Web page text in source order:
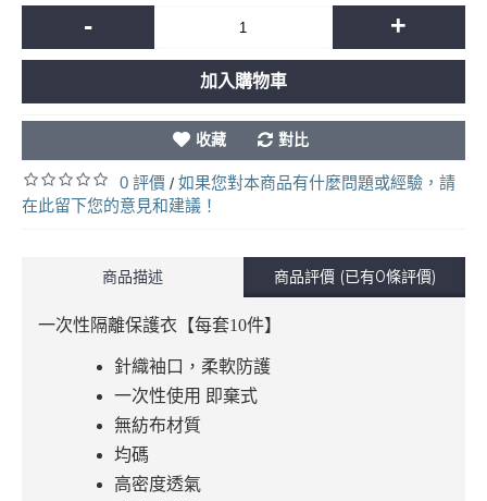
- +
加入購物車
收藏 對比
0 評價 / 如果您對本商品有什麼問題或經驗，請
在此留下您的意見和建議！
商品描述 商品評價 (已有0條評價)
一次性隔離保護衣【每套10件】
針織袖口，柔軟防護
一次性使用 即棄式
無紡布材質
均碼
高密度透氣